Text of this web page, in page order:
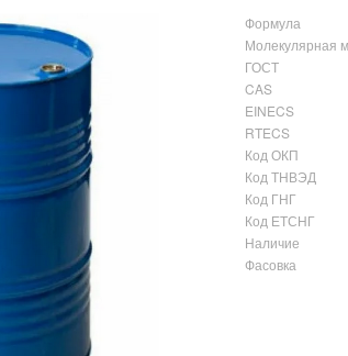
Формула
Молекулярная
ГОСТ
CAS
EINECS
RTECS
Код ОКП
Код ТНВЭД
Код ГНГ
Код ЕТСНГ
Наличие
Фасовка